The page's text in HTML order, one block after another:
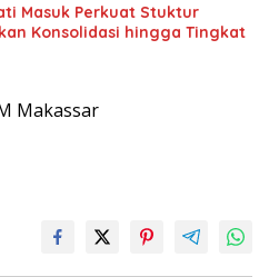
Masuk Perkuat Stuktur
Konsolidasi hingga Tingkat